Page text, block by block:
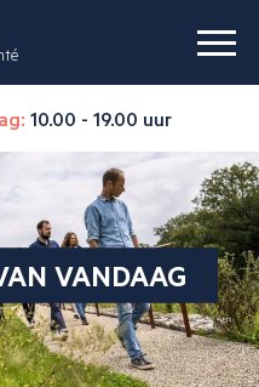
10.00 - 19.00 uur
VANDAAG